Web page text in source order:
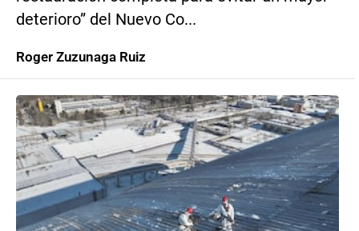
deterioro” del Nuevo Co...
Roger Zuzunaga Ruiz